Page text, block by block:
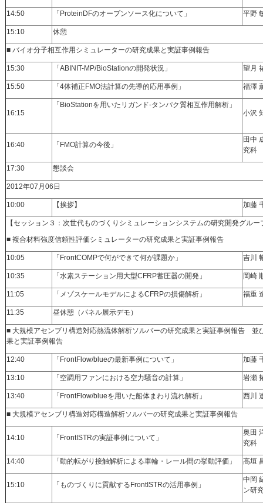
14:50 「ProteinDFのオープンソース化について」 平野
15:10 休憩
■ バイオ分子相互作用シミュレーターの研究成果と実証事例報告
15:30 「ABINIT-MP/BioStationの開発状況」 望月
15:50 「4体補正FMO法計算の先導的応用事例」 福澤
16:15
「BioStationを用いたリガンド-タンパク質相互作用解析」
小沢
16:40 「FMO計算の今後」
田中
究科
17:30 懇談会
2012年07月06日
10:00 【挨拶】 加藤
【セッション３：次世代ものづくりシミュレーションシステムの研究開発グルー
■ 複合材料強度信頼性評価シミュレーターの研究成果と実証事例報告
10:05 「FrontCOMPで何ができて何が課題か」 吉川
10:35 「水素ステーション用大型CFRP蓄圧器の開発」 岡崎
11:05 「メゾスケールモデルによるCFRPの損傷解析」 福重
11:35 昼休憩（パネル展示デモ）
■ 大規模アセンブリ構造対応熱流体解析ソルバーの研究成果と実証事例報告
果と実証事例報告
12:40 「FrontFlow/blueの最新事例について」 加藤
13:10 「空調用ファンにおける空力騒音の計算」 岩瀬
13:40 「FrontFlow/blueを用いた船体まわり流れ解析」 西川
■ 大規模アセンブリ構造対応構造解析ソルバーの研究成果と実証事例報告
14:10 「FrontISTRの実証事例について」
奥田
究科
14:40 「動的転がり接触解析による車輪・レール間の挙動評価」 高垣
15:10 「ものづくりに貢献するFrontISTRの活用事例」
中岡
ン研